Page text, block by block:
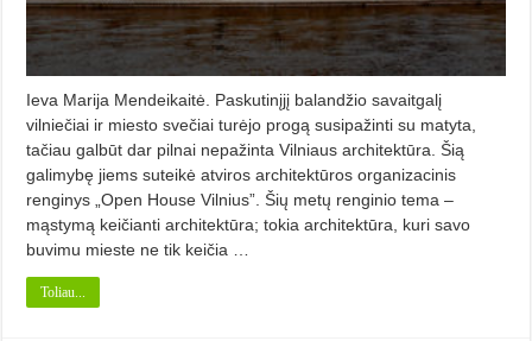
Ieva Marija Mendeikaitė. Paskutinįjį balandžio savaitgalį
vilniečiai ir miesto svečiai turėjo progą susipažinti su matyta,
tačiau galbūt dar pilnai nepažinta Vilniaus architektūra. Šią
galimybę jiems suteikė atviros architektūros organizacinis
renginys „Open House Vilnius”. Šių metų renginio tema –
mąstymą keičianti architektūra; tokia architektūra, kuri savo
buvimu mieste ne tik keičia …
Toliau...